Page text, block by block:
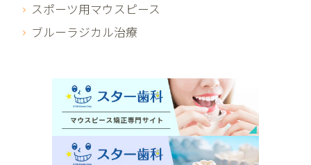
スポーツ用マウスピース
ブルーラジカル治療